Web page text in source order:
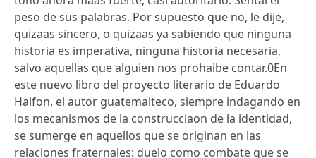
peso de sus palabras. Por supuesto que no, le dije,
quizaas sincero, o quizaas ya sabiendo que ninguna
historia es imperativa, ninguna historia necesaria,
salvo aquellas que alguien nos prohaibe contar.0En
este nuevo libro del proyecto literario de Eduardo
Halfon, el autor guatemalteco, siempre indagando en
los mecanismos de la construcciaon de la identidad,
se sumerge en aquellos que se originan en las
relaciones fraternales: duelo como combate que se